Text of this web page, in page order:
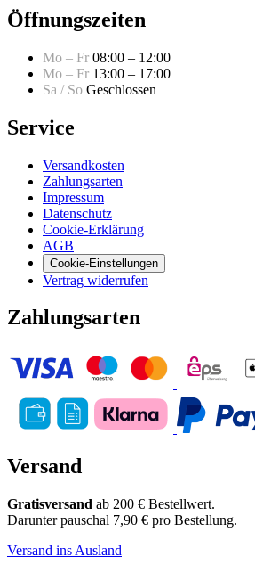
Öffnungszeiten
Mo – Fr 08:00 – 12:00
Mo – Fr 13:00 – 17:00
Sa / So Geschlossen
Service
Versandkosten
Zahlungsarten
Impressum
Datenschutz
Cookie-Erklärung
AGB
Cookie-Einstellungen
Vertrag widerrufen
Zahlungsarten
Versand
Gratisversand ab 200 € Bestellwert.
Darunter pauschal 7,90 € pro Bestellung.
Versand ins Ausland